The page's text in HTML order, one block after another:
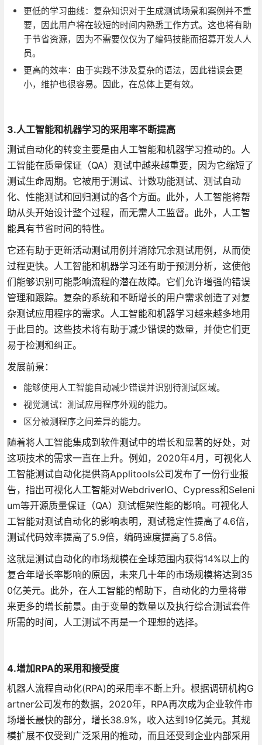
更低的学习曲线：复杂知识对于生成测试场景和案例并不重
要，因此用户将在较短的时间内熟悉工作方式。这也将有助
于节省资源，因为不需要仅仅为了编码技能而招募开发人人
员。
更高的效率：由于实践不涉及复杂的语法，因此错误会更
小，维护也很容易。因此，在总体上更有效。
3.人工智能和机器学习的采用率不断提高
测试自动化的转变主要是由人工智能和机器学习推动的。人
工智能在质量保证（QA）测试中越来越重要，因为它缩短了
测试生命周期。它被用于测试、计数功能测试、测试自动
化、性能测试和回归测试的各个方面。此外，人工智能将帮
助从头开始设计整个过程，而无需人工监督。此外，人工智
能具有节省时间的特性。
它还有助于更新活动测试用例并消除冗余测试用例，从而使
过程更快。人工智能和机器学习还有助于预测分析，这使他
们能够识别可能影响流程的潜在故障。它们允许增强的错误
管理和跟踪。复杂的系统和不断增长的用户需求创造了对复
杂测试应用程序的需求。人工智能和机器学习越来越多地用
于此目的。这些技术将有助于减少错误的数量，并使它们更
易于检测和纠正。
发展前景：
能够使用人工智能自动减少错误并识别待测试区域。
视觉测试：测试应用程序外观的能力。
区分被测程序之间差异的能力。
随着将人工智能集成到软件测试中的增长和显著的好处，对
这项技术的需求一直在上升。例如，2020年4月，可视化人
工智能测试自动化提供商Applitools公司发布了一份行业报
告，指出可视化人工智能对WebdriverIO、Cypress和Seleni
um等开源质量保证（QA）测试框架性能的影响。可视化人
工智能对测试自动化的影响表明，测试稳定性提高了4.6倍，
测试代码效率提高了5.9倍，编码速度提高了5.8倍。
这就是测试自动化的市场规模在全球范围内获得14%以上的
复合年增长率影响的原因，未来几十年的市场规模将达到35
0亿美元。此外，在人工智能的帮助下，自动化的力量将带
来更多的增长前景。由于变量的数量以及执行综合测试套件
所需的时间，人工测试不再是一个理想的选择。
4.增加RPA的采用和接受度
机器人流程自动化(RPA)的采用率不断上升。根据调研机构G
artner公司发布的数据，2020年，RPA再次成为企业软件市
场增长最快的部分，增长38.9%，收入达到19亿美元。其规
模扩展不仅受到广泛采用的推动，而且还受到企业内部采用